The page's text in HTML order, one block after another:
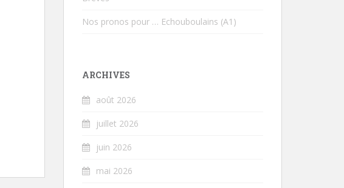
Nos pronos pour … Echouboulains (A1)
ARCHIVES
août 2026
juillet 2026
juin 2026
mai 2026